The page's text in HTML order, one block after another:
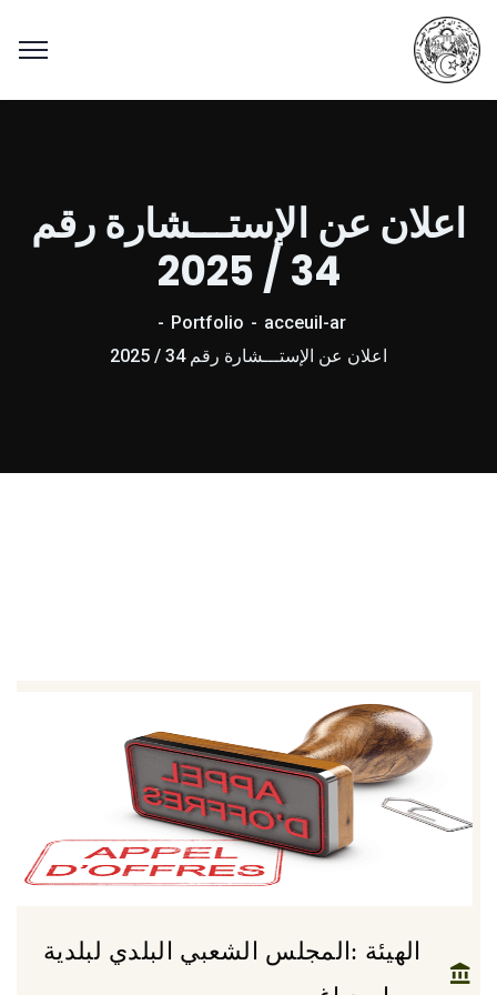
اعلان عن الإستـــشارة رقم
34 / 2025
acceuil-ar
Portfolio
اعلان عن الإستـــشارة رقم 34 / 2025
الهيئة :المجلس الشعبي البلدي لبلدية